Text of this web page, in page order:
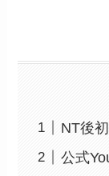
NT後
公式